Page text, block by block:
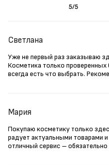
5/5
Светлана
Уже не первый раз заказываю
Косметика только
всегда есть что выбрать.
Мария
Покупаю косметику только
радует актуальными товарами
отличный сервис –